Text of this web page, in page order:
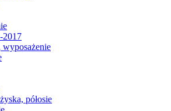
2017
wyposażenie
półosie